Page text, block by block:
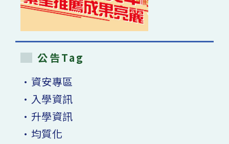
公告Tag
•資安專區
•入學資訊
•升學資訊
•均質化